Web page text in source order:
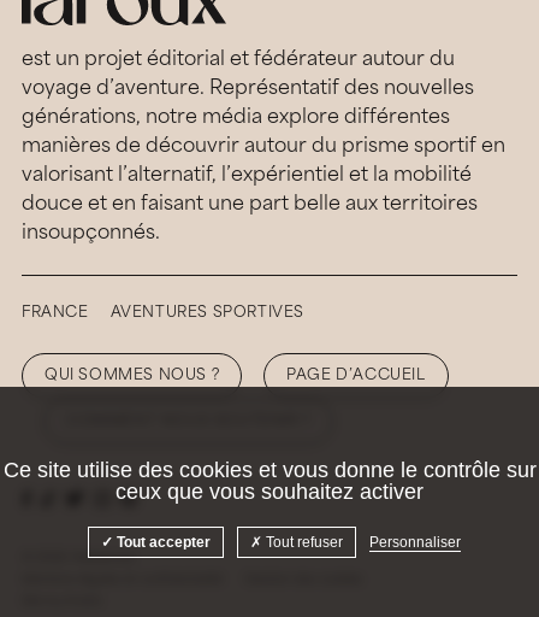
est un projet éditorial et fédérateur autour du
voyage d’aventure. Représentatif des nouvelles
générations, notre média explore différentes
manières de découvrir autour du prisme sportif en
valorisant l’alternatif, l’expérientiel et la mobilité
douce et en faisant une part belle aux territoires
insoupçonnés.
FRANCE AVENTURES SPORTIVES
QUI SOMMES NOUS ? PAGE D’ACCUEIL
© 2026 Hellolaroux
Ce site utilise des cookies et vous donne le contrôle sur
ceux que vous souhaitez activer
Tout accepter Tout refuser Personnaliser